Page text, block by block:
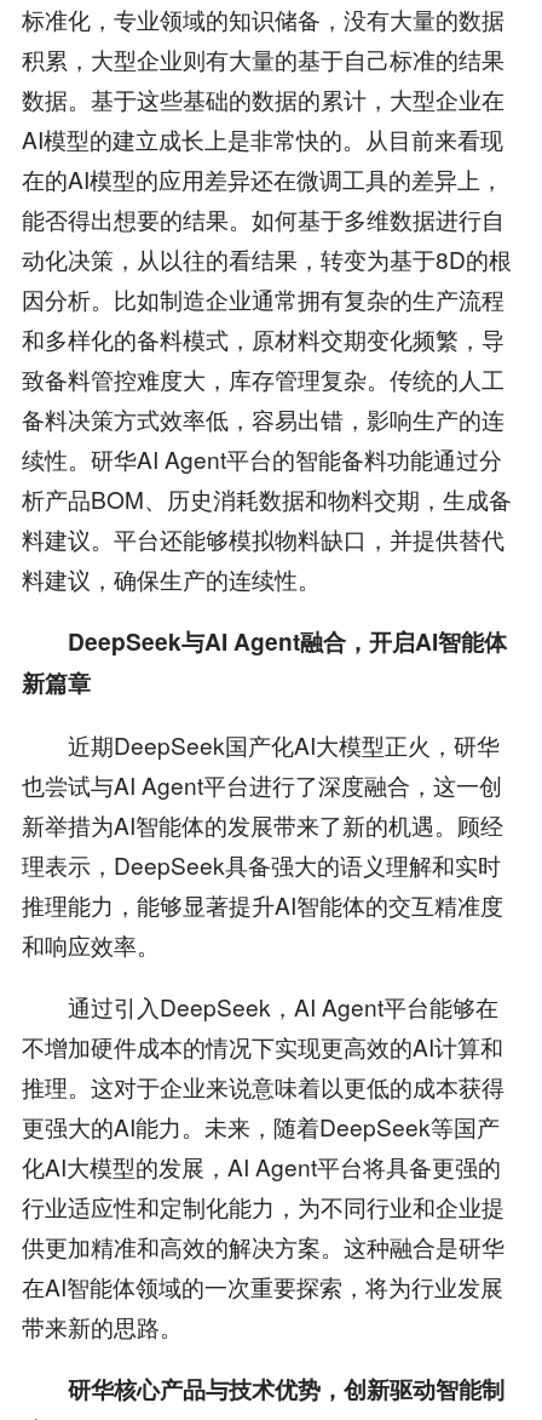
标准化，专业领域的知识储备，没有大量的数据
积累，大型企业则有大量的基于自己标准的结果
数据。基于这些基础的数据的累计，大型企业在
AI模型的建立成长上是非常快的。从目前来看现
在的AI模型的应用差异还在微调工具的差异上，
能否得出想要的结果。如何基于多维数据进行自
动化决策，从以往的看结果，转变为基于8D的根
因分析。比如制造企业通常拥有复杂的生产流程
和多样化的备料模式，原材料交期变化频繁，导
致备料管控难度大，库存管理复杂。传统的人工
备料决策方式效率低，容易出错，影响生产的连
续性。研华AI Agent平台的智能备料功能通过分
析产品BOM、历史消耗数据和物料交期，生成备
料建议。平台还能够模拟物料缺口，并提供替代
料建议，确保生产的连续性。
DeepSeek与AI Agent融合，开启AI智能体
新篇章
近期DeepSeek国产化AI大模型正火，研华
也尝试与AI Agent平台进行了深度融合，这一创
新举措为AI智能体的发展带来了新的机遇。顾经
理表示，DeepSeek具备强大的语义理解和实时
推理能力，能够显著提升AI智能体的交互精准度
和响应效率。
通过引入DeepSeek，AI Agent平台能够在
不增加硬件成本的情况下实现更高效的AI计算和
推理。这对于企业来说意味着以更低的成本获得
更强大的AI能力。未来，随着DeepSeek等国产
化AI大模型的发展，AI Agent平台将具备更强的
行业适应性和定制化能力，为不同行业和企业提
供更加精准和高效的解决方案。这种融合是研华
在AI智能体领域的一次重要探索，将为行业发展
带来新的思路。
研华核心产品与技术优势，创新驱动智能制